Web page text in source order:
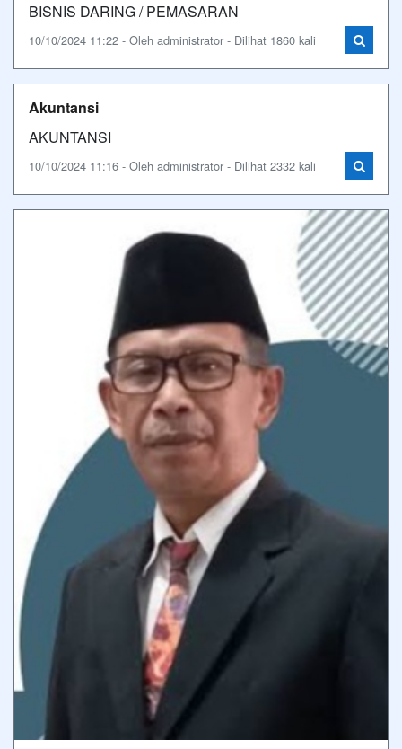
BISNIS DARING / PEMASARAN
10/10/2024 11:22 - Oleh administrator - Dilihat 1860 kali
Akuntansi
AKUNTANSI
10/10/2024 11:16 - Oleh administrator - Dilihat 2332 kali